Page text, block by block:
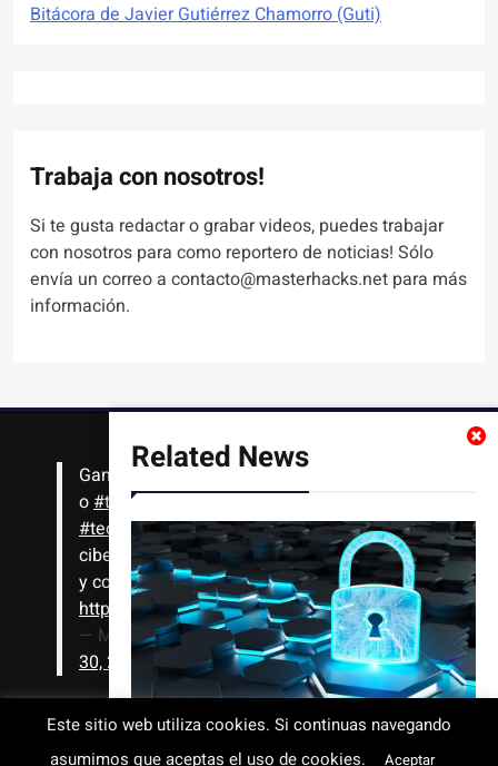
Related News
Vulnerabilidades de IA de Paperclip
Bitácora de Javier Gutiérrez Chamorro (Guti)
Trabaja con nosotros!
Si te gusta redactar o grabar videos, puedes trabajar
con nosotros para como reportero de noticias! Sólo
envía un correo a contacto@masterhacks.net para más
información.
Gana #Bitcoin solo con leer artículos, noticias
o#tutoriales
#tecnología,#criptomonedas, seguridad
cibernética y más!! Sólo tienes que registrarte
y comenzar a navegar
https://t.co/1KjkllJEit
— Masterhacks (@Masterhacks_net)August
30, 2020
Todos los derechos reservados © 2008-2026 - www.masterhacks.net
Este sitio web utiliza cookies. Si continuas navegando
asumimos que aceptas el uso de cookies.
Aceptar